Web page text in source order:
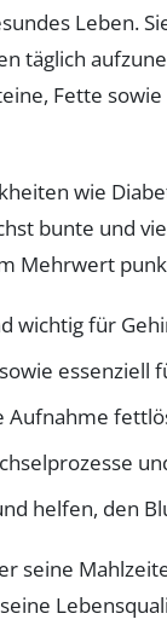
Leben.
täglich
Fette
wie
bunte und
Mehrwert
wichtig für
essenziell
helfen, den
seine